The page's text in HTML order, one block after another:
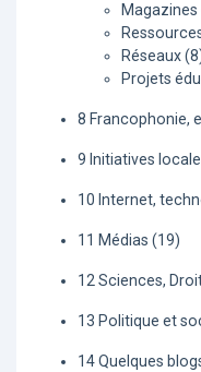
Magazines
Réseaux
Projets
8 Francophonie,
9 Initiatives
10 Internet,
11 Médias (19)
12 Sciences,
13 Politique et
14 Quelques